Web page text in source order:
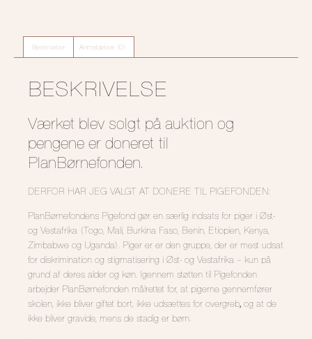
Beskrivelse Anmeldelser (0)
BESKRIVELSE
Værket blev solgt på auktion og
pengene er doneret til
PlanBørnefonden.
DERFOR HAR JEG VALGT AT DONERE TIL PIGEFONDEN:
PlanBørnefondens Pigefond gør en særlig indsats for piger i Øst-
og Vestafrika (Togo, Mali, Burkina Faso, Benin, Etiopien, Kenya,
Zimbabwe og Uganda). Piger er er den gruppe, der er mest udsat
for diskrimination og stigmatisering i Øst- og Vestafrika – kun på
grund af deres alder og køn. Igennem støtten til Pigefonden
arbejder PlanBørnefonden målrettet for, at pigerne gennemfører
skolen, ikke bliver giftet bort, ikke udsættes for overgreb, og at de
ikke bliver gravide, mens de stadig er børn.